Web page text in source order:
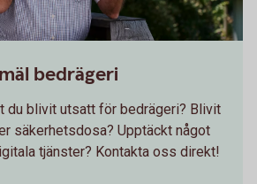
bedrägeri
du blivit utsatt för bedrägeri? Blivit
säkerhetsdosa? Upptäckt något
tjänster? Kontakta oss direkt!